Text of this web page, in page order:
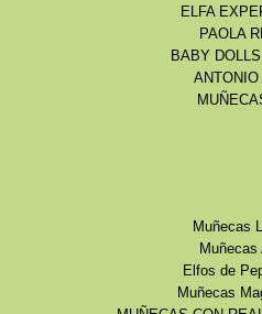
ELFA
PAOLA
BABY
ANTONIO
Muñecas
Muñecas
Elfos de
Muñecas